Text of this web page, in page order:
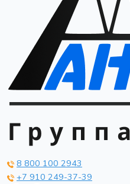
8 800 100 2943
+7 910 249-37-39